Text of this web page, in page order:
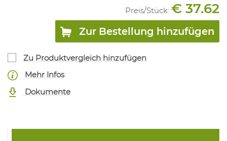
Preis/Stück: € 37.62
Zur Bestellung hinzufügen
Zu Produktvergleich hinzufügen
Mehr Infos
Dokumente